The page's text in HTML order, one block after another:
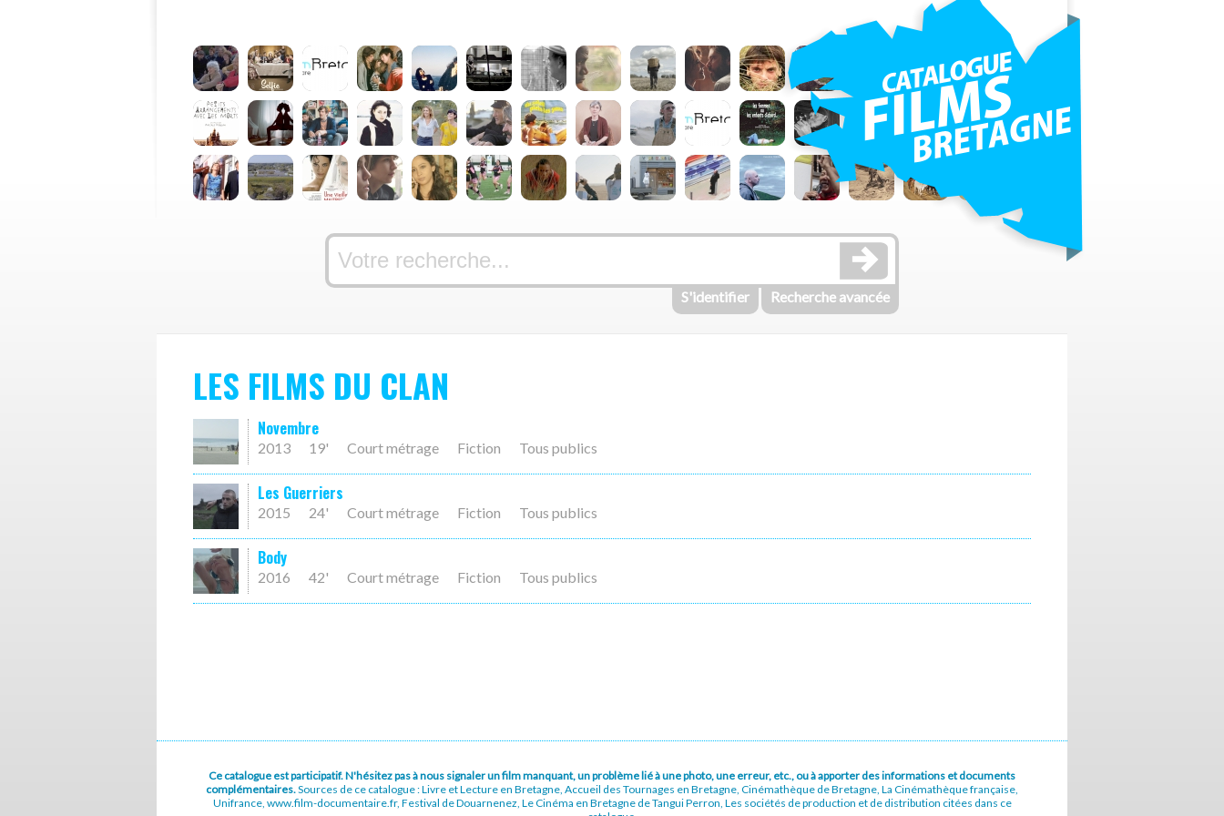
S'identifier Recherche avancée
LES FILMS DU CLAN
Novembre
2013 19' Court métrage Fiction Tous publics
Les Guerriers
2015 24' Court métrage Fiction Tous publics
Body
2016 42' Court métrage Fiction Tous publics
Ce catalogue est participatif. N'hésitez pas à nous signaler un film manquant, un problème lié à une photo, une erreur, etc., ou à apporter des informations et documents
complémentaires.Sources de ce catalogue : Livre et Lecture en Bretagne, Accueil des Tournages en Bretagne, Cinémathèque de Bretagne, La Cinémathèque française,
Unifrance, www.film-documentaire.fr, Festival de Douarnenez, Le Cinéma en Bretagne de Tangui Perron, Les sociétés de production et de distribution citées dans ce